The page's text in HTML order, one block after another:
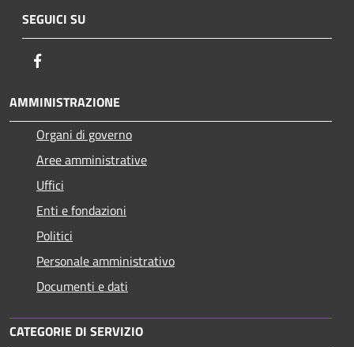
SEGUICI SU
AMMINISTRAZIONE
Organi di governo
Aree amministrative
Uffici
Enti e fondazioni
Politici
Personale amministrativo
Documenti e dati
CATEGORIE DI SERVIZIO